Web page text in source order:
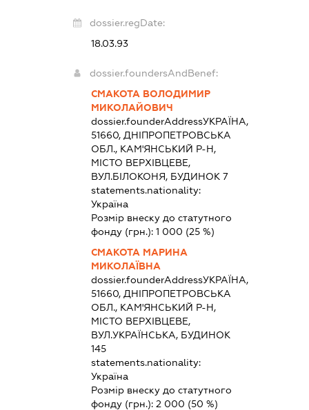
dossier.regDate:
18.03.93
dossier.foundersAndBenef:
СМАКОТА ВОЛОДИМИР
МИКОЛАЙОВИЧ
dossier.founderAddressУКРАЇНА,
51660, ДНІПРОПЕТРОВСЬКА
ОБЛ., КАМ'ЯНСЬКИЙ Р-Н,
МІСТО ВЕРХІВЦЕВЕ,
ВУЛ.БІЛОКОНЯ, БУДИНОК 7
statements.nationality:
Україна
Розмір внеску до статутного
фонду (грн.):1 000 (25 %)
СМАКОТА МАРИНА
МИКОЛАЇВНА
dossier.founderAddressУКРАЇНА,
51660, ДНІПРОПЕТРОВСЬКА
ОБЛ., КАМ'ЯНСЬКИЙ Р-Н,
МІСТО ВЕРХІВЦЕВЕ,
ВУЛ.УКРАЇНСЬКА, БУДИНОК
145
statements.nationality:
Україна
Розмір внеску до статутного
фонду (грн.):2 000 (50 %)